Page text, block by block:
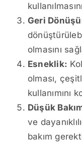
Geri
olmasını
Esneklik:
olması,
kullanımını
Düşük
ve
bakım